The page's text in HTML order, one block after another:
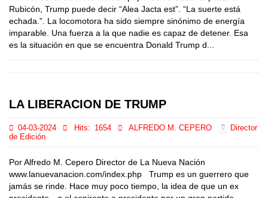
Rubicón, Trump puede decir “Alea Jacta est”. “La suerte está
echada.”. La locomotora ha sido siempre sinónimo de energía
imparable. Una fuerza a la que nadie es capaz de detener. Esa
es la situación en que se encuentra Donald Trump d...
LA LIBERACION DE TRUMP
04-03-2024 Hits: 1654 ALFREDO M. CEPERO
Director
de Edición
Por Alfredo M. Cepero Director de La Nueva Nación
www.lanuevanacion.com/index.php Trump es un guerrero que
jamás se rinde. Hace muy poco tiempo, la idea de que un ex